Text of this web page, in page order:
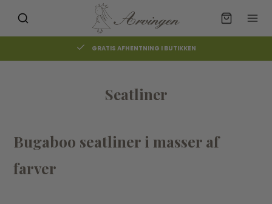
GRATIS AFHENTNING I BUTIKKEN
Seatliner
Bugaboo seatliner i masser af
farver